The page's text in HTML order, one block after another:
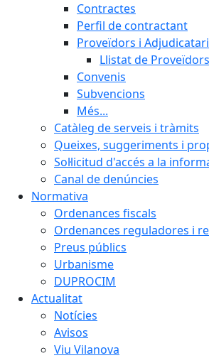
Contractes
Perfil de contractant
Proveïdors i
Llistat de
Convenis
Subvencions
Més...
Catàleg de serveis i tràmits
Queixes, suggeriments i
Sol·licitud d'accés a la
Canal de denúncies
Normativa
Ordenances fiscals
Ordenances reguladores i
Preus públics
Urbanisme
DUPROCIM
Actualitat
Notícies
Avisos
Viu Vilanova